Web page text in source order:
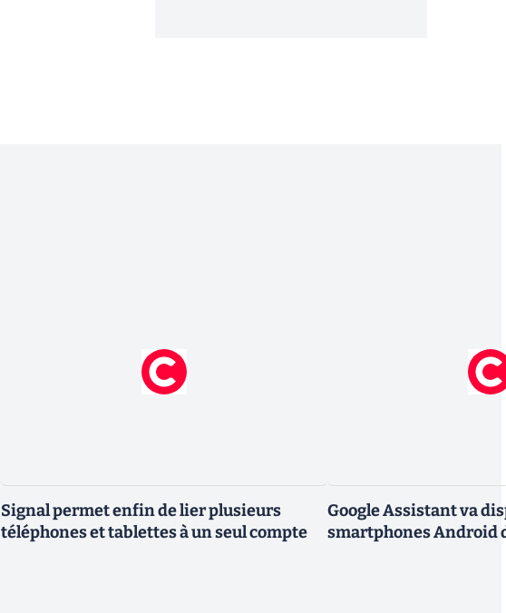
Signal permet enfin de lier plusieurs
téléphones et tablettes à un seul compte
Google Assistant va
smartphones Android